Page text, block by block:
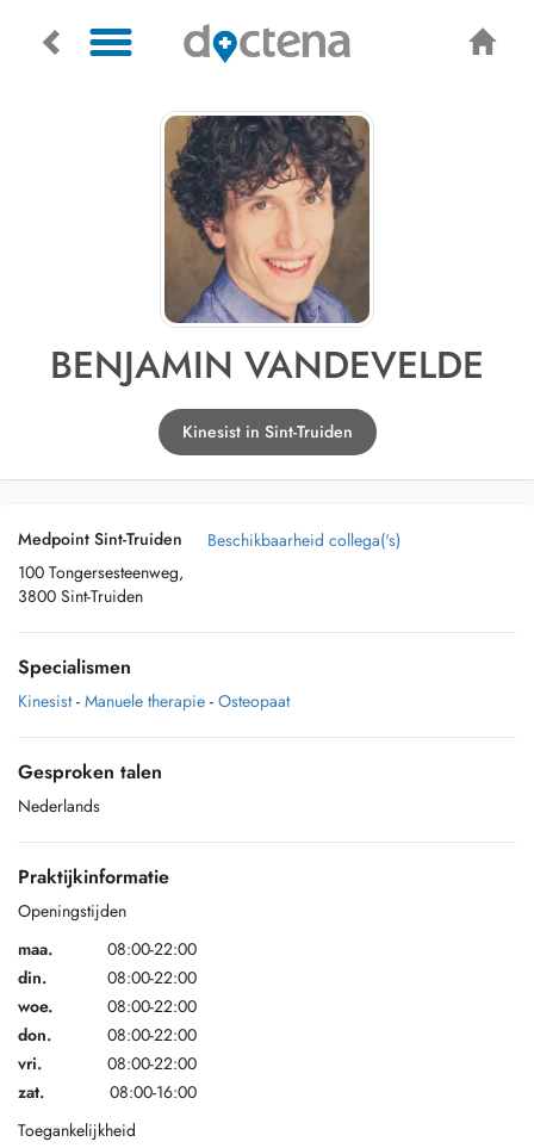
BENJAMIN VANDEVELDE
Kinesist in Sint-Truiden
Medpoint Sint-Truiden
100 Tongersesteenweg,
3800 Sint-Truiden
Beschikbaarheid collega('s)
Specialismen
Kinesist - Manuele therapie - Osteopaat
Gesproken talen
Nederlands
Praktijkinformatie
Openingstijden
maa.
08:00-22:00
din.
08:00-22:00
woe.
08:00-22:00
don.
08:00-22:00
vri.
08:00-22:00
zat.
08:00-16:00
Toegankelijkheid